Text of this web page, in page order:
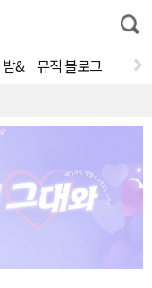
통
합
밤& 뮤직 블로그